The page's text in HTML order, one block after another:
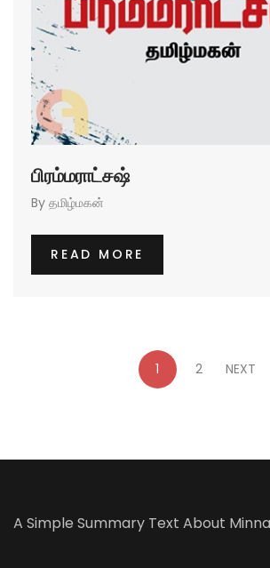
பிரம்மராட்சஷ்
By தமிழ்மகன்
READ MORE
1 2 NEXT
A Simple Summary Text About